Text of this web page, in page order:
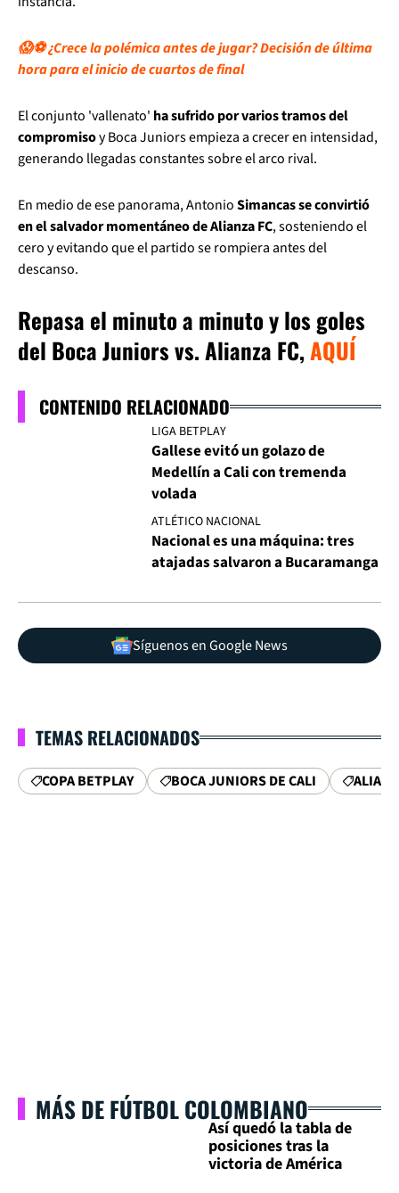
😱⚽ ¿Crece la polémica antes de jugar? Decisión de última
hora para el inicio de cuartos de final
El conjunto 'vallenato' ha sufrido por varios tramos del
compromisoy Boca Juniors empieza a crecer en intensidad,
generando llegadas constantes sobre el arco rival.
En medio de ese panorama, AntonioSimancas se convirtió
en el salvador momentáneo de Alianza FC, sosteniendo el
cero y evitando que el partido se rompiera antes del
descanso.
Repasa el minuto a minuto y los goles
del Boca Juniors vs. Alianza FC,AQUÍ
CONTENIDO RELACIONADO
LIGA BETPLAY
Gallese evitó un golazo de
Medellín a Cali con tremenda
volada
ATLÉTICO NACIONAL
Nacional es una máquina: tres
atajadas salvaron a Bucaramanga
Síguenos en Google News
TEMAS RELACIONADOS
COPA BETPLAY BOCA JUNIORS DE CALI
MÁS DE FÚTBOL COLOMBIANO
Así quedó la tabla de
posiciones tras la
victoria de América